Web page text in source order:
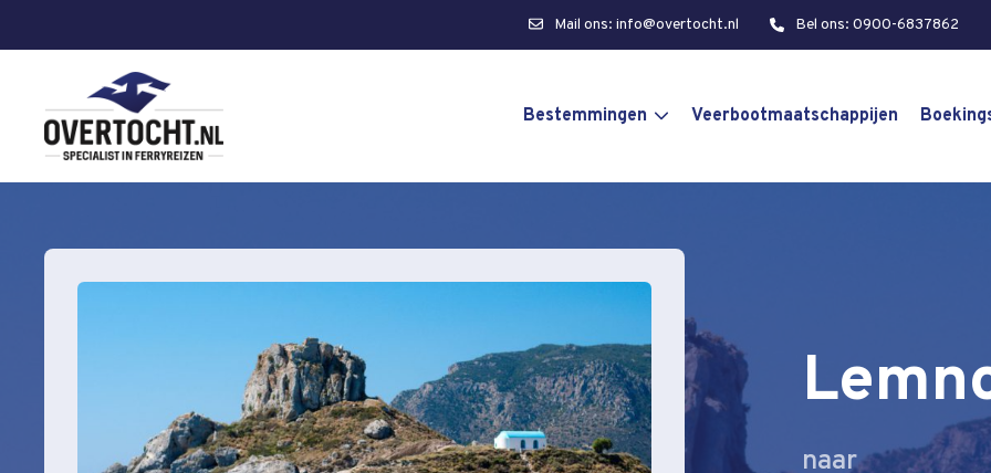
Mail ons: info@overtocht.nl Bel ons: 0900-6837862
Bestemmingen Veerbootmaatschappijen